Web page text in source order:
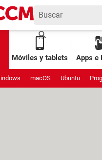
Móviles y tablets Apps e
macOS Ubuntu